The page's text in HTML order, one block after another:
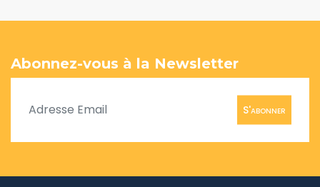
Abonnez-vous à la Newsletter
S'abonner